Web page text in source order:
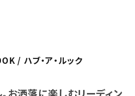
/ ハブ・ア・ルック
お洒落に楽しむリーディン